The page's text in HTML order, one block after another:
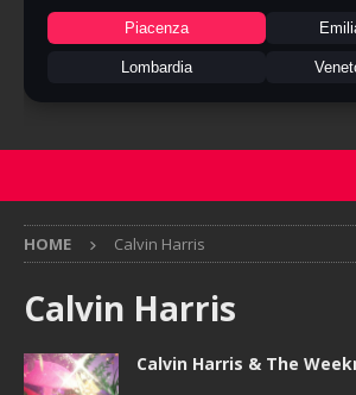
Piacenza
Lombardia
HOME Calvin Harris
Calvin Harris
Calvin Harris & The